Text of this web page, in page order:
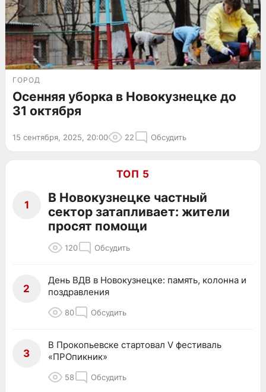
ГОРОД
Осенняя уборка в Новокузнецке до
31 октября
15 сентября, 2025, 20:00 22 Обсудить
ТОП 5
1
В Новокузнецке частный
сектор затапливает: жители
просят помощи
120 Обсудить
2
День ВДВ в Новокузнецке: память, колонна и
поздравления
80 Обсудить
3
В Прокопьевске стартовал V фестиваль
«ПРОпикник»
58 Обсудить